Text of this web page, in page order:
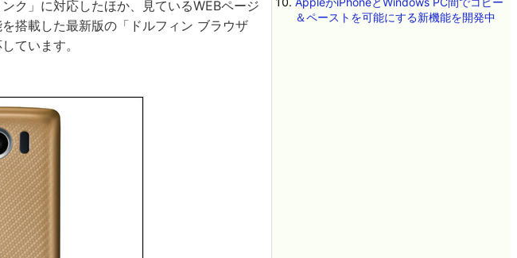
ク」に対応したほか、見ているWEBページ
搭載した最新版の「ドルフィン ブラウザ
ています。
＆ペーストを可能にする新機能を開発中